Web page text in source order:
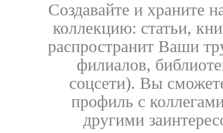
Создавайте и храните
коллекцию: статьи,
распространит Ваши
филиалов,
соцсети). Вы
профиль с
другими